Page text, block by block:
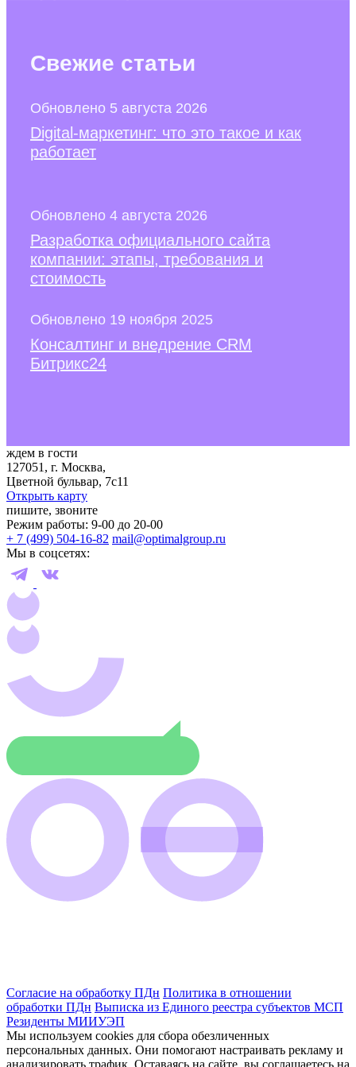
Свежие статьи
Обновлено 5 августа 2026
Digital-маркетинг: что это такое и как
работает
Обновлено 4 августа 2026
Разработка официального сайта
компании: этапы, требования и
стоимость
Обновлено 19 ноября 2025
Консалтинг и внедрение CRM
Битрикс24
ждем в гости
127051, г. Москва,
Цветной бульвар, 7с11
Открыть карту
пишите, звоните
Режим работы: 9-00 до 20-00
+ 7 (499) 504-16-82 mail@optimalgroup.ru
Мы в соцсетях:
Согласие на обработку ПДн Политика в отношении
обработки ПДн Выписка из Единого реестра субъектов МСП
Резиденты МИИУЭП
Мы используем cookies для сбора обезличенных
персональных данных. Они помогают настраивать рекламу и
анализировать трафик. Оставаясь на сайте, вы соглашаетесь на